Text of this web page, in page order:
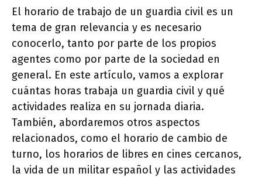
El horario de trabajo de un guardia civil es un
tema de gran relevancia y es necesario
conocerlo, tanto por parte de los propios
agentes como por parte de la sociedad en
general. En este artículo, vamos a explorar
cuántas horas trabaja un guardia civil y qué
actividades realiza en su jornada diaria.
También, abordaremos otros aspectos
relacionados, como el horario de cambio de
turno, los horarios de libres en cines cercanos,
la vida de un militar español y las actividades